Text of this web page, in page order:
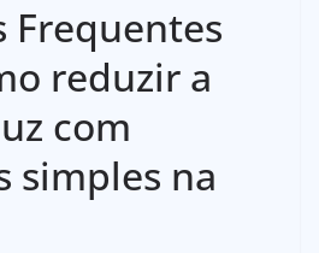
Frequentes
reduzir a
com
simples na